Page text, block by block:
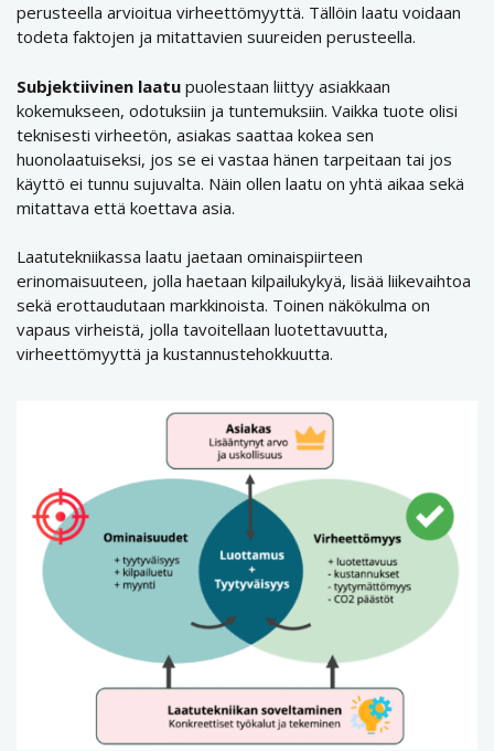
perusteella arvioitua virheettömyyttä. Tällöin laatu voidaan
todeta faktojen ja mitattavien suureiden perusteella.
Subjektiivinen laatu puolestaan liittyy asiakkaan
kokemukseen, odotuksiin ja tuntemuksiin. Vaikka tuote olisi
teknisesti virheetön, asiakas saattaa kokea sen
huonolaatuiseksi, jos se ei vastaa hänen tarpeitaan tai jos
käyttö ei tunnu sujuvalta. Näin ollen laatu on yhtä aikaa sekä
mitattava että koettava asia.
Laatutekniikassa laatu jaetaan ominaispiirteen
erinomaisuuteen, jolla haetaan kilpailukykyä, lisää liikevaihtoa
sekä erottaudutaan markkinoista. Toinen näkökulma on
vapaus virheistä, jolla tavoitellaan luotettavuutta,
virheettömyyttä ja kustannustehokkuutta.